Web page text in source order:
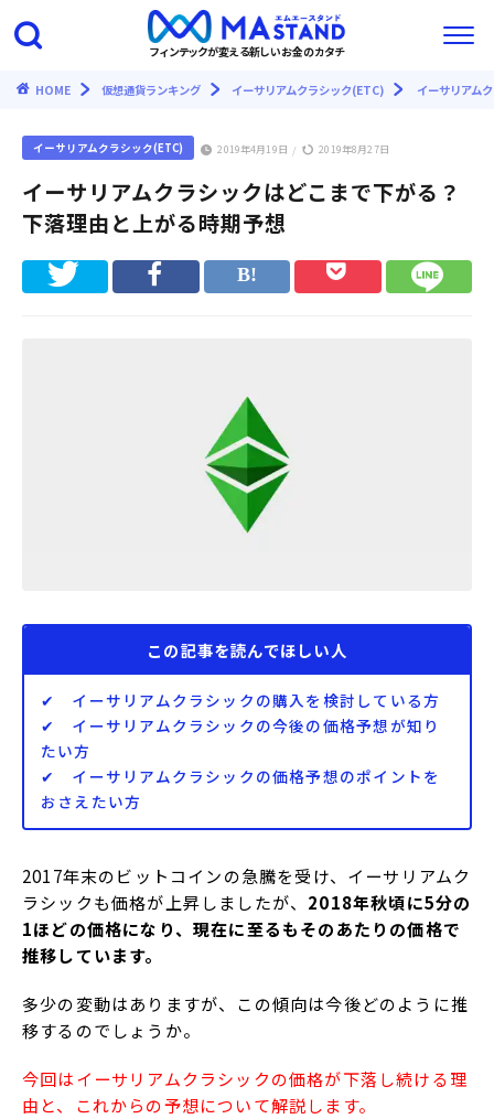
フィンテックが変える新しいお金のカタチ
HOME 仮想通貨ランキング イーサリアムクラシック(ETC) イーサリアム
イーサリアムクラシック(ETC) 2019年4月19日 / 2019年8月27日
イーサリアムクラシックはどこまで下がる？
下落理由と上がる時期予想
この記事を読んでほしい人
✔ イーサリアムクラシックの購入を検討している方
✔ イーサリアムクラシックの今後の価格予想が知り
たい方
✔ イーサリアムクラシックの価格予想のポイントを
おさえたい方
2017年末のビットコインの急騰を受け、イーサリアムク
ラシックも価格が上昇しましたが、 2018年秋頃に5分の
1ほどの価格になり、現在に至るもそのあたりの価格で
推移しています。
多少の変動はありますが、この傾向は今後どのように推
移するのでしょうか。
今回はイーサリアムクラシックの価格が下落し続ける理
由と、これからの予想について解説します。